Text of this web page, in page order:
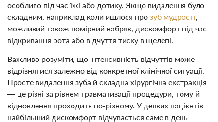
особливо під час їжі або дотику. Якщо видалення було
складним, наприклад коли йшлося про зуб мудрості,
можливий також помірний набряк, дискомфорт під час
відкривання рота або відчуття тиску в щелепі.
Важливо розуміти, що інтенсивність відчуттів може
відрізнятися залежно від конкретної клінічної ситуації.
Просте видалення зуба й складна хірургічна екстракція
— це різні за рівнем травматизації процедури, тому й
відновлення проходить по-різному. У деяких пацієнтів
найбільший дискомфорт відчувається саме в день